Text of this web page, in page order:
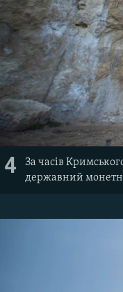
4
За часів
державний